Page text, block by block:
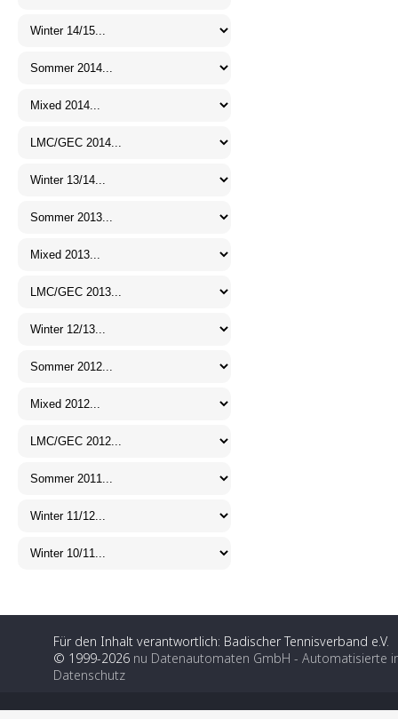
Für den Inhalt verantwortlich: Badischer Tennisverband e.V.
© 1999-2026 nu Datenautomaten GmbH - Automatisierte
Datenschutz